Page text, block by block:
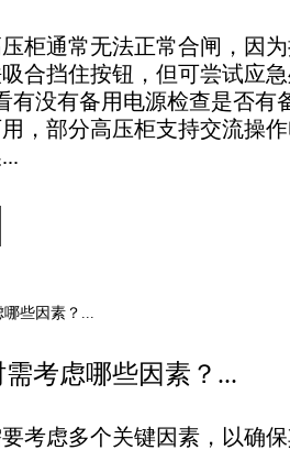
柜通常无法正常合闸‌，因
合挡住按钮，但可尝试应
有没有备用电源检查是否有
，部分高压柜支持交流操
考虑哪些因素？...
考虑多个关键因素，以确